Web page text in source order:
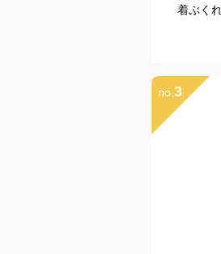
着ぶく
no. 3